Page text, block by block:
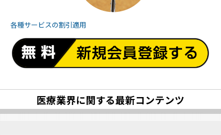
各種サービスの割引適用
医療業界に関する最新コンテンツ